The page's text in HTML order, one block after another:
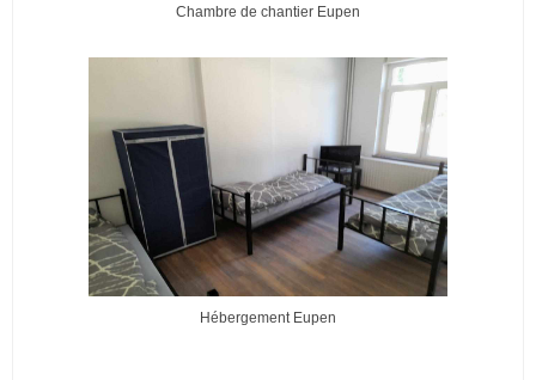
Chambre de chantier Eupen
Hébergement Eupen